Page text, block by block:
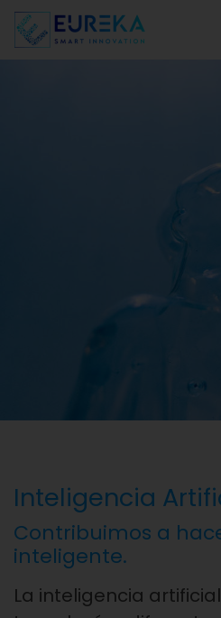
Inteligencia
Contribuimos a
inteligente.
La inteligencia